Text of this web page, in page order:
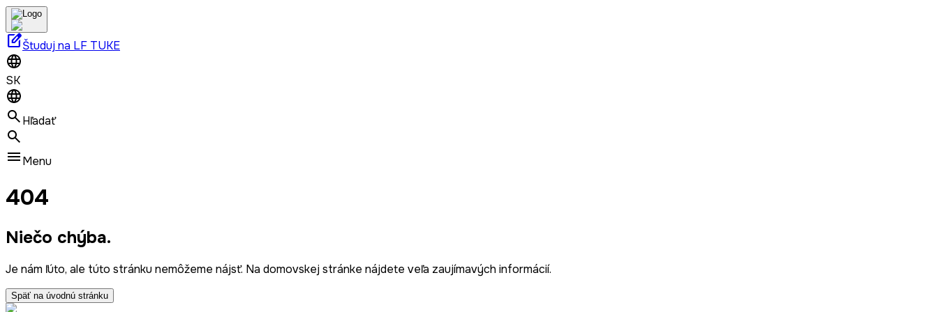
edit_squareŠtuduj na LF TUKE
SK
Hľadať
Menu
404
Niečo chýba.
Je nám ľúto, ale túto stránku nemôžeme nájsť. Na domovskej stránke nájdete veľa zaujímavých informácií.
Späť na úvodnú stránku